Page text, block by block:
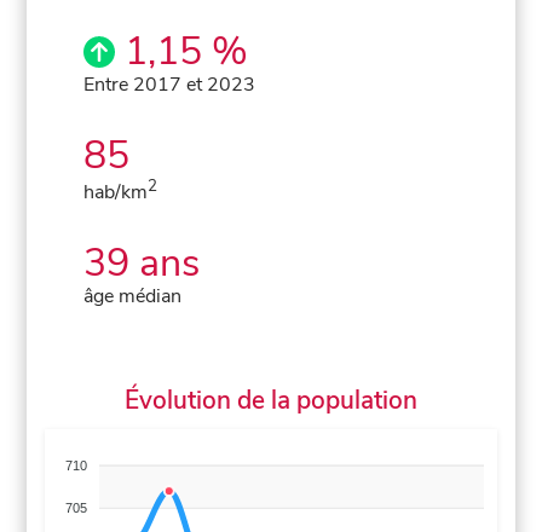
1,15 %
Entre 2017 et 2023
85
hab/km2
39 ans
âge médian
Évolution de la population
710
705